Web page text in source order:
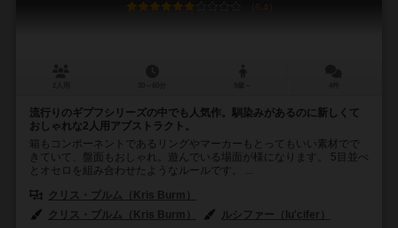
6.4
流行りのギプフシリーズの中でも人気作。馴染みがあるのに新しくて
おしゃれな2人用アブストラクト。
箱もコンポーネントであるリングやマーカーもとってもいい素材でで
きていて、盤面もおしゃれ。遊んでいる場面が様になります。 5目並べ
とオセロを組み合わせたようなルールです。 ...
クリス・ブルム（Kris Burm）
クリス・ブルム（Kris Burm）
ルシファー（lu'cifer）